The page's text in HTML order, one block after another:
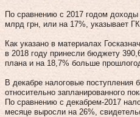
По сравнению с 2017 годом
млрд грн, или на 17%, указывает
Как указано в материалах
в 2018 году принесли бюджету
плана и на 18,7% больше
В декабре налоговые
относительно запланированного
По сравнению с декабрем-2017
месяце выросли на 26%,